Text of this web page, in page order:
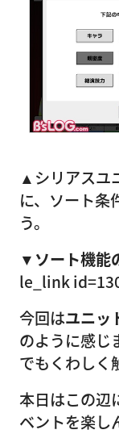
▲シリアスユ
に、ソート条
う。
▼ソート機能
le_link
今回はユニッ
のように感じ
でもくわしく
本日はこの
ベントを楽し